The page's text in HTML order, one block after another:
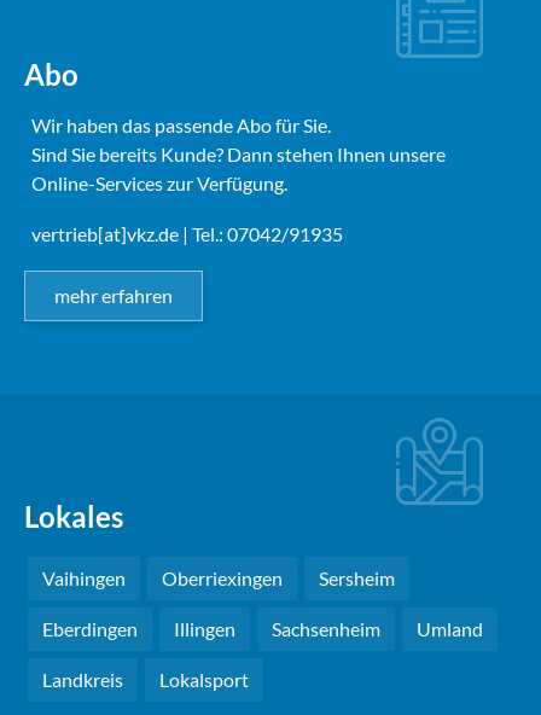
Abo
Wir haben das passende Abo für Sie.
Sind Sie bereits Kunde? Dann stehen Ihnen unsere
Online-Services zur Verfügung.
vertrieb[at]vkz.de | Tel.: 07042/91935
mehr erfahren
Lokales
Vaihingen Oberriexingen Sersheim
Eberdingen Illingen Sachsenheim Umland
Landkreis Lokalsport